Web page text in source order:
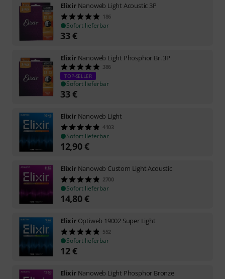
Elixir Nanoweb Light Acoustic 3P
186
Sofort lieferbar
33€
Elixir Nanoweb Light Phosphor Br. 3P
386
TOP-SELLER
Sofort lieferbar
33€
Elixir Nanoweb Light
4103
Sofort lieferbar
12,90€
Elixir Nanoweb Custom Light Acoustic
2700
Sofort lieferbar
14,80€
Elixir Optiweb 19002 Super Light
552
Sofort lieferbar
12€
Elixir Nanoweb Light Phosphor Bronze